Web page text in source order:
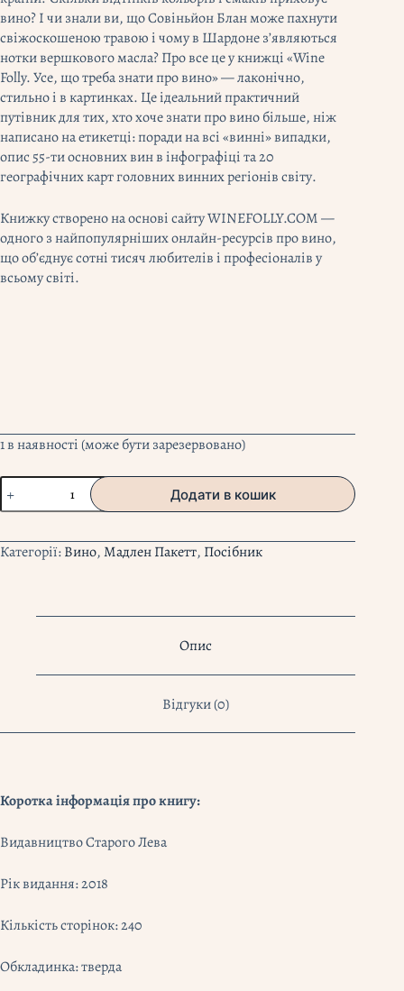
вино? І чи знали ви, що Совіньйон Блан може пахнути
свіжоскошеною травою і чому в Шардоне з’являються
нотки вершкового масла? Про все це у книжці «Wine
Folly. Усе, що треба знати про вино» — лаконічно,
стильно і в картинках. Це ідеальний практичний
путівник для тих, хто хоче знати про вино більше, ніж
написано на етикетці: поради на всі «винні» випадки,
опис 55-ти основних вин в інфо­графіці та 20
географічних карт головних винних регіонів світу.
Книжку створено на основі сайту WINEFOLLY.COM —
одного з найпопулярніших онлайн-ресурсів про вино,
що об’єднує сотні тисяч любителів і професіоналів у
всьому світі.
1 в наявності (може бути зарезервовано)
"Wine
Folly.
що
треба
Додати в кошик
Категорії:Вино,Мадлен Пакетт, Посібник
Опис
Відгуки (0)
Коротка інформація про книгу:
Видавництво Старого Лева
Рік видання: 2018
Кількість сторінок: 240
Обкладинка: тверда